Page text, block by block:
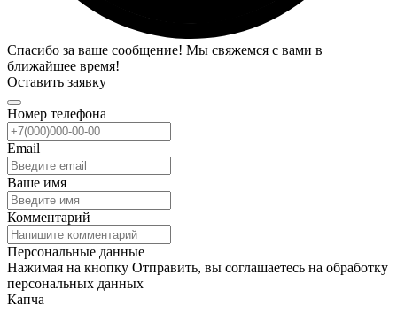
Спасибо за ваше сообщение! Мы свяжемся с вами в
ближайшее время!
Оставить заявку
Номер телефона
Email
Ваше имя
Комментарий
Персональные данные
Нажимая на кнопку Отправить, вы соглашаетесь на обработку
персональных данных
Капча